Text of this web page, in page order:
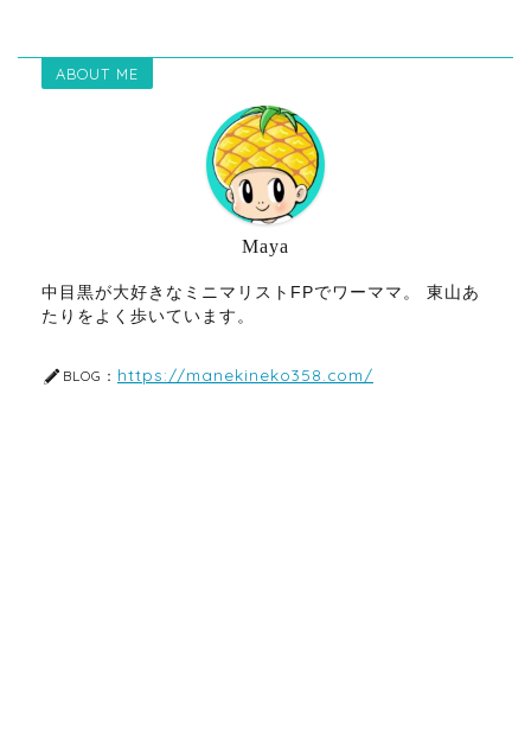
ABOUT ME
Maya
中目黒が大好きなミニマリストFPでワーママ。 東山あ
たりをよく歩いています。
BLOG： https://manekineko358.com/